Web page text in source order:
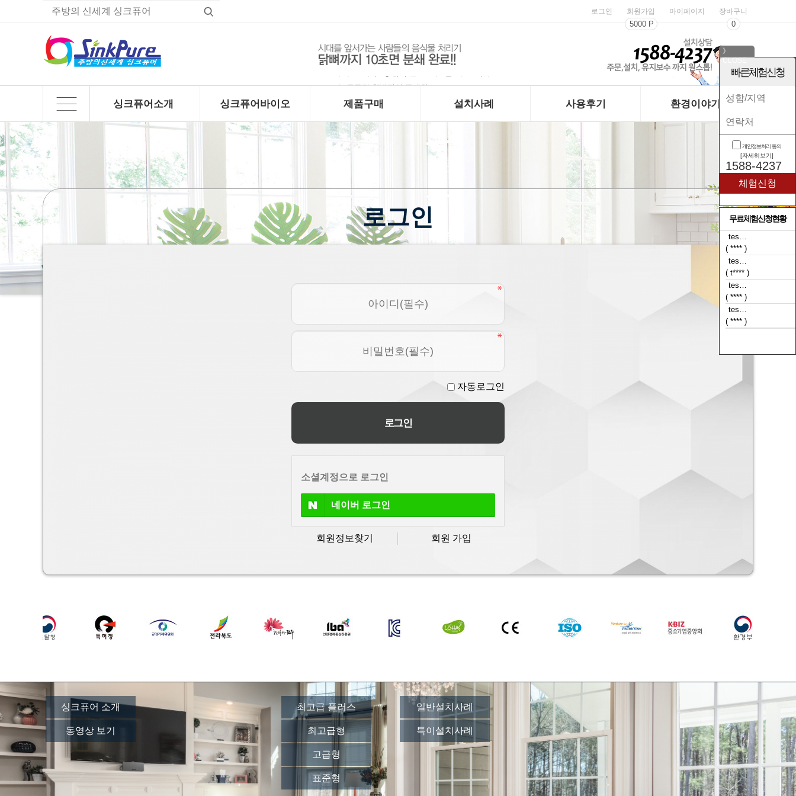
로그인 회원가입
5000 P
마이페이지 장바구니
0
구구정 합법적인 구매처
싱크퓨어소개 싱크퓨어바이오
제품구매
하위분류
설치사례
하위분류
사용후기 환경이야기
로그인
자동로그인
소셜계정으로 로그인
네이버 로그인
회원정보찾기 회원 가입
싱크퓨어 소개
동영상 보기
최고급 플러스
최고급형
고급형
표준형
일반설치사례
특이설치사례
》
빠른체험신청
개인정보처리 동의
[자세히보기]
1588-4237
무료체험신청현황
tes…
( **** )
tes…
( t**** )
tes…
( **** )
tes…
( **** )